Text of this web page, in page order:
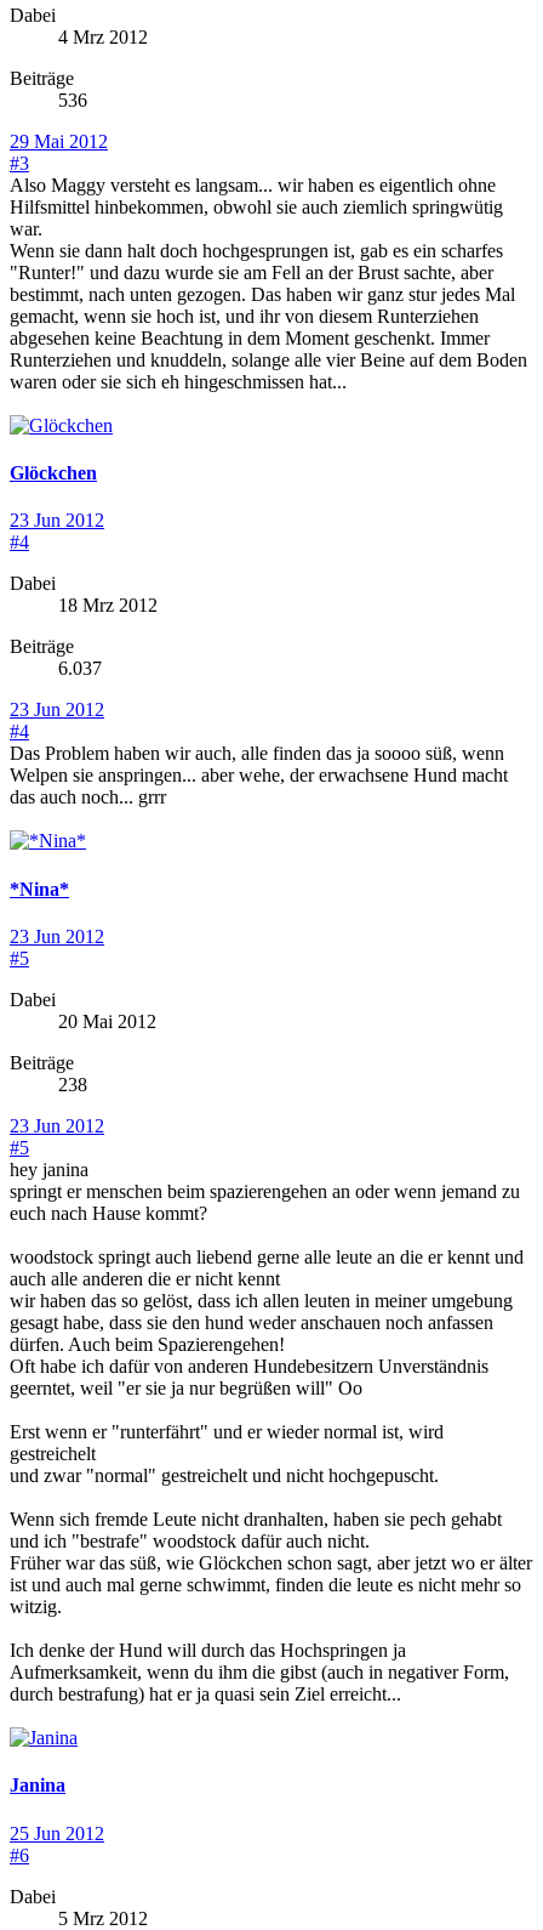
Dabei
4 Mrz 2012
Beiträge
536
29 Mai 2012
#3
Also Maggy versteht es langsam... wir haben es eigentlich ohne
Hilfsmittel hinbekommen, obwohl sie auch ziemlich springwütig
war.
Wenn sie dann halt doch hochgesprungen ist, gab es ein scharfes
"Runter!" und dazu wurde sie am Fell an der Brust sachte, aber
bestimmt, nach unten gezogen. Das haben wir ganz stur jedes Mal
gemacht, wenn sie hoch ist, und ihr von diesem Runterziehen
abgesehen keine Beachtung in dem Moment geschenkt. Immer
Runterziehen und knuddeln, solange alle vier Beine auf dem Boden
waren oder sie sich eh hingeschmissen hat...
Glöckchen
23 Jun 2012
#4
Dabei
18 Mrz 2012
Beiträge
6.037
23 Jun 2012
#4
Das Problem haben wir auch, alle finden das ja soooo süß, wenn
Welpen sie anspringen... aber wehe, der erwachsene Hund macht
das auch noch... grrr
*Nina*
23 Jun 2012
#5
Dabei
20 Mai 2012
Beiträge
238
23 Jun 2012
#5
hey janina
springt er menschen beim spazierengehen an oder wenn jemand zu
euch nach Hause kommt?
woodstock springt auch liebend gerne alle leute an die er kennt und
auch alle anderen die er nicht kennt
wir haben das so gelöst, dass ich allen leuten in meiner umgebung
gesagt habe, dass sie den hund weder anschauen noch anfassen
dürfen. Auch beim Spazierengehen!
Oft habe ich dafür von anderen Hundebesitzern Unverständnis
geerntet, weil "er sie ja nur begrüßen will" Oo
Erst wenn er "runterfährt" und er wieder normal ist, wird
gestreichelt
und zwar "normal" gestreichelt und nicht hochgepuscht.
Wenn sich fremde Leute nicht dranhalten, haben sie pech gehabt
und ich "bestrafe" woodstock dafür auch nicht.
Früher war das süß, wie Glöckchen schon sagt, aber jetzt wo er älter
ist und auch mal gerne schwimmt, finden die leute es nicht mehr so
witzig.
Ich denke der Hund will durch das Hochspringen ja
Aufmerksamkeit, wenn du ihm die gibst (auch in negativer Form,
durch bestrafung) hat er ja quasi sein Ziel erreicht...
Janina
25 Jun 2012
#6
Dabei
5 Mrz 2012